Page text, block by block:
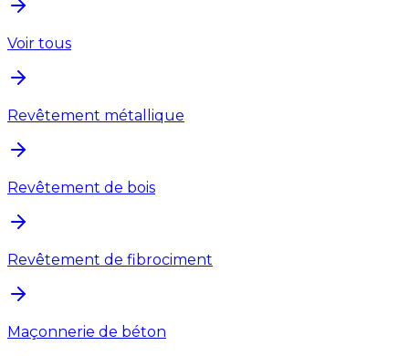
Voir tous
Revêtement métallique
Revêtement de bois
Revêtement de fibrociment
Maçonnerie de béton